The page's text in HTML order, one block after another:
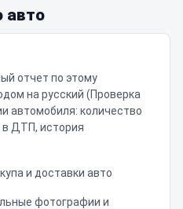
авто
отчет по этому
на русский (Проверка
автомобиля: количество
в ДТП, история
и доставки авто
фотографии и